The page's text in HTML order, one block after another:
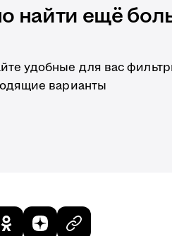
найти ещё
удобные для вас
варианты